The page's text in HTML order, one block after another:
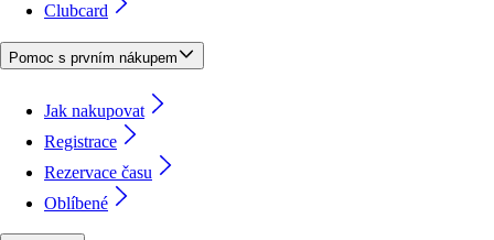
Clubcard
Pomoc s prvním nákupem
Jak nakupovat
Registrace
Rezervace času
Oblíbené